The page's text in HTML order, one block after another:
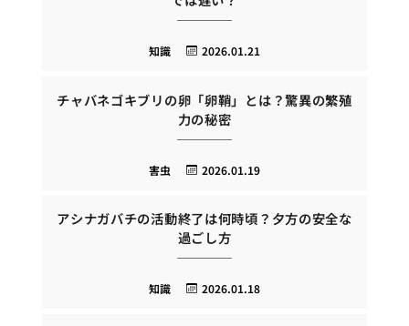
2026.01.21
知識
チャバネゴキブリの卵「卵鞘」とは？驚異の繁殖
力の秘密
2026.01.19
害虫
アシナガバチの活動終了は何時頃？夕方の安全な
過ごし方
2026.01.18
知識